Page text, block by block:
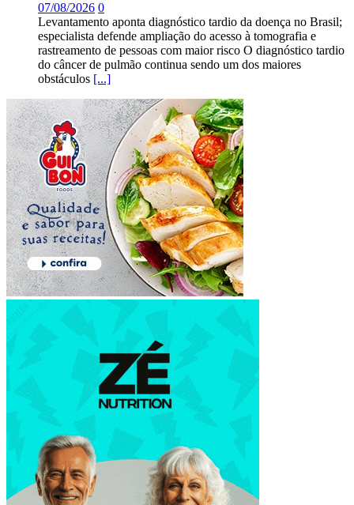
07/08/2026 0
Levantamento aponta diagnóstico tardio da doença no Brasil;
especialista defende ampliação do acesso à tomografia e
rastreamento de pessoas com maior risco O diagnóstico tardio
do câncer de pulmão continua sendo um dos maiores
obstáculos [...]